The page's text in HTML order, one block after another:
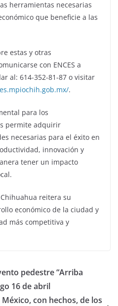
herramientas necesarias
que beneficie a las
estas y otras
con ENCES a
al: 614-352-81-87 o visitar
.
para los
permite adquirir
necesarias para el éxito en
innovación y
tener un impacto
reitera su
económico de la ciudad y
más competitiva y
pedestre “Arriba
16 de abril
México, con hechos, de los